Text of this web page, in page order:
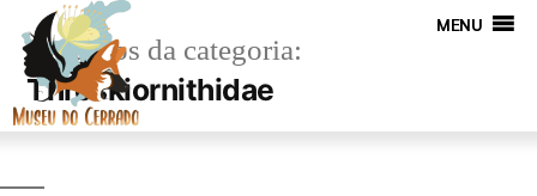
MENU
Arquivos da categoria:
Threskiornithidae